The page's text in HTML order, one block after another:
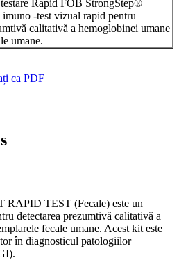
Rapid FOB StrongStep®
imuno -test vizual rapid pentru
calitativă a hemoglobinei umane
umane.
ca PDF
RAPID TEST (Fecale) este un
detectarea prezumtivă calitativă a
fecale umane. Acest kit este
în diagnosticul patologiilor